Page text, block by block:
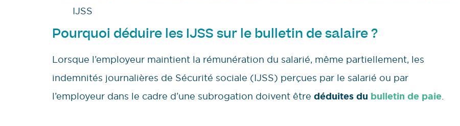
IJSS
Pourquoi déduire les IJSS sur le bulletin de salaire ?
Lorsque l’employeur maintient la rémunération du salarié, même partiellement, les
indemnités journalières de Sécurité sociale (IJSS) perçues par le salarié ou par
l’employeur dans le cadre d’une subrogation doivent être déduites du bulletin de paie.